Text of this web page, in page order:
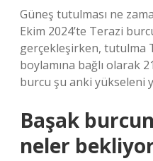
Güneş tutulması ne
Ekim 2024’te Terazi
gerçekleşirken, tutulma
boylamına bağlı olarak
burcu şu anki yükseleni
Başak
neler